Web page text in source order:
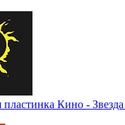
пластинка Кино -